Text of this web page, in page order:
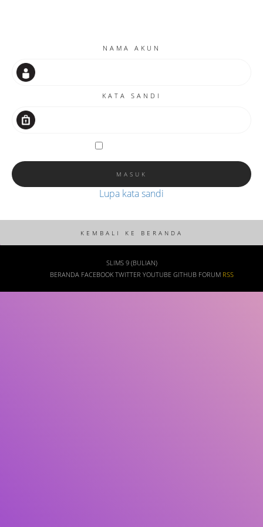
NAMA AKUN
KATA SANDI
Lupa kata sandi
SLIMS 9 (BULIAN)
BERANDA FACEBOOK TWITTER YOUTUBE GITHUB FORUM RSS